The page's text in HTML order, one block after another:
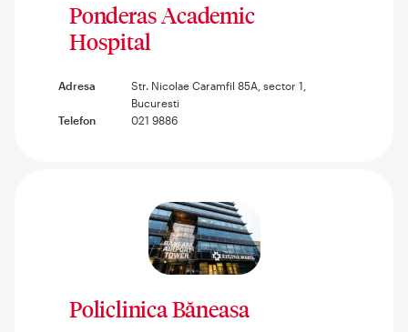
Ponderas Academic
Hospital
Adresa
Str. Nicolae Caramfil 85A, sector 1,
Bucuresti
Telefon
021 9886
Policlinica Băneasa